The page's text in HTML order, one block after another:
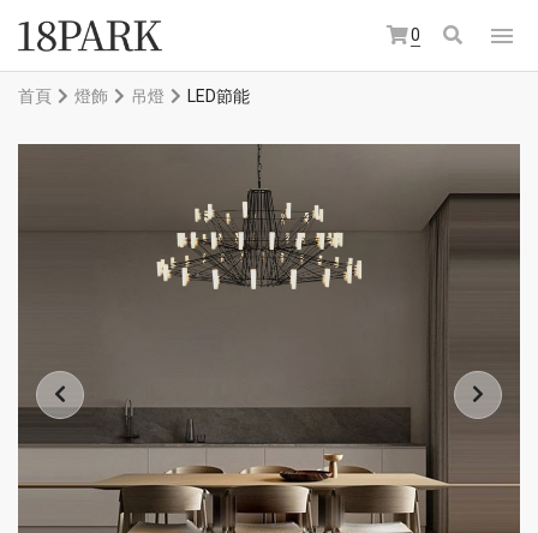
0
首頁 燈飾 吊燈 LED節能